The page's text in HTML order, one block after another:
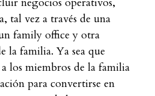
tal vez a través de una
family office y otra
la familia. Ya sea que
los miembros de la familia
para convertirse en